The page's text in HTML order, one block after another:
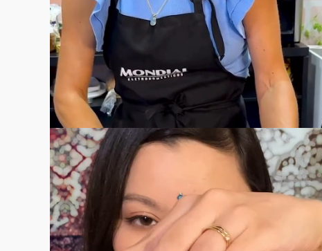
VER CASE COMPLETO